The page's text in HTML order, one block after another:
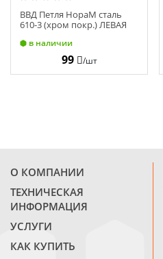
ВВД Петля НораМ сталь
610-3 (хром покр.) ЛЕВАЯ
в наличии
99 /шт
О КОМПАНИИ
ТЕХНИЧЕСКАЯ
ИНФОРМАЦИЯ
УСЛУГИ
КАК КУПИТЬ